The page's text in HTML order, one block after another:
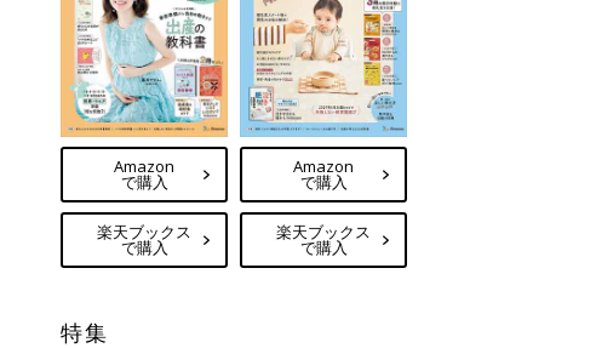
Amazon
で購入
楽天ブックス
で購入
Amazon
で購入
楽天ブックス
で購入
特集